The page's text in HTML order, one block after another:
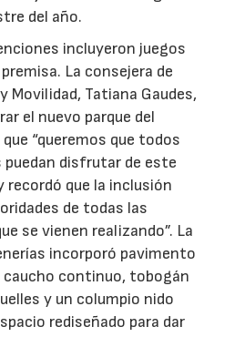
del año.
incluyeron juegos
La consejera de
Movilidad, Tatiana Gaudes,
el nuevo parque del
“queremos que todos
puedan disfrutar de este
recordó que la inclusión
de todas las
se vienen realizando”. La
incorporó pavimento
continuo, tobogán
y un columpio nido
rediseñado para dar